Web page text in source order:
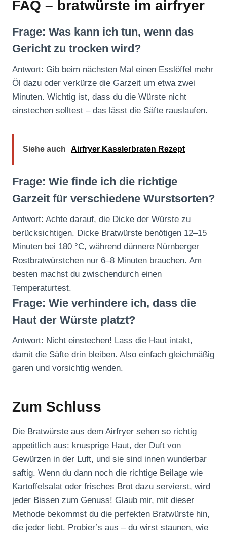
FAQ – bratwürste im airfryer
Frage: Was kann ich tun, wenn das
Gericht zu trocken wird?
Antwort: Gib beim nächsten Mal einen Esslöffel mehr
Öl dazu oder verkürze die Garzeit um etwa zwei
Minuten. Wichtig ist, dass du die Würste nicht
einstechen solltest – das lässt die Säfte rauslaufen.
Siehe auch Airfryer Kasslerbraten Rezept
Frage: Wie finde ich die richtige
Garzeit für verschiedene Wurstsorten?
Antwort: Achte darauf, die Dicke der Würste zu
berücksichtigen. Dicke Bratwürste benötigen 12–15
Minuten bei 180 °C, während dünnere Nürnberger
Rostbratwürstchen nur 6–8 Minuten brauchen. Am
besten machst du zwischendurch einen
Temperaturtest.
Frage: Wie verhindere ich, dass die
Haut der Würste platzt?
Antwort: Nicht einstechen! Lass die Haut intakt,
damit die Säfte drin bleiben. Also einfach gleichmäßig
garen und vorsichtig wenden.
Zum Schluss
Die Bratwürste aus dem Airfryer sehen so richtig
appetitlich aus: knusprige Haut, der Duft von
Gewürzen in der Luft, und sie sind innen wunderbar
saftig. Wenn du dann noch die richtige Beilage wie
Kartoffelsalat oder frisches Brot dazu servierst, wird
jeder Bissen zum Genuss! Glaub mir, mit dieser
Methode bekommst du die perfekten Bratwürste hin,
die jeder liebt. Probier’s aus – du wirst staunen, wie